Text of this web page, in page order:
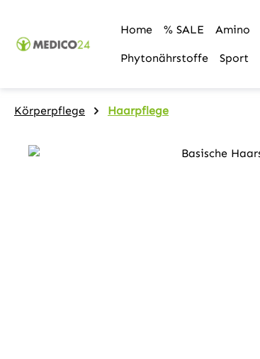
Home
% SALE Amino
Phytonährstoffe Sport
Körperpflege Haarpflege
Bildergalerie überspringen